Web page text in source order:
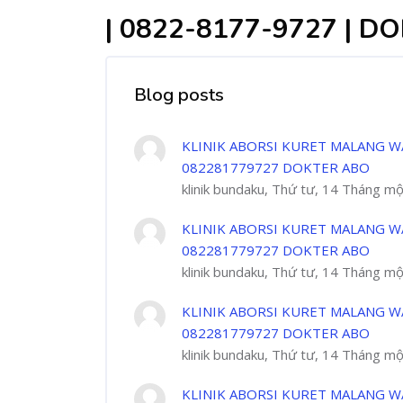
| 0822-8177-9727 |
Blog posts
KLINIK ABORSI KURET MALANG
082281779727 DOKTER ABO
klinik bundaku, Thứ tư, 14 Tháng
KLINIK ABORSI KURET MALANG
082281779727 DOKTER ABO
klinik bundaku, Thứ tư, 14 Tháng
KLINIK ABORSI KURET MALANG
082281779727 DOKTER ABO
klinik bundaku, Thứ tư, 14 Tháng
KLINIK ABORSI KURET MALANG